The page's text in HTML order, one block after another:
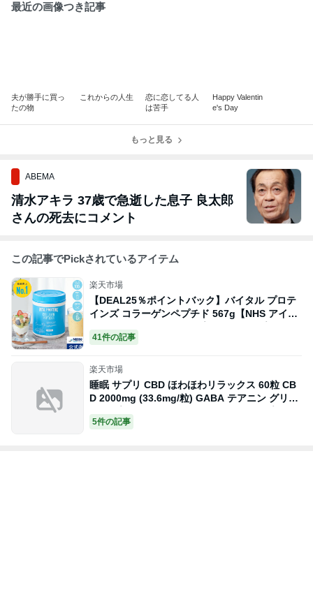
最近の画像つき記事
夫が勝手に買っ
たの物
これからの人生
恋に恋してる人
は苦手
Happy Valentin
e's Day
もっと見る
ABEMA
清水アキラ 37歳で急逝した息子 良太郎
さんの死去にコメント
この記事でPickされているアイテム
楽天市場
【DEAL25％ポイントバック】バイタル プロテ
インズ コラーゲンペプチド 567g【NHS アイソ
カル ネスレ コラーゲン プロテイン サプリメン
ト サプリ 健康食品 ペプチド たんぱく質 タンパ
パウダー 粉末】
41件の記事
楽天市場
睡眠 サプリ CBD ほわほわリラックス 60粒 CB
D 2000mg (33.6mg/粒) GABA テアニン グリシ
ン サプリメント レモンバーム ソフトカプセル
ブロードスペクトラム 国内製造 cbd サプリ カ
5件の記事